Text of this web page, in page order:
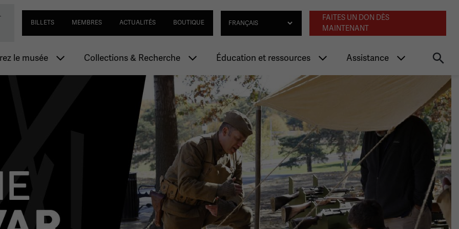
au
de la Première Guerre mondiale
Navigation utilitaire
BILLETS MEMBRES ACTUALITÉS BOUTIQUE Navigation
FAITES UN DON DÈS
MAINTENANT
principale
le musée Collections & Recherche Éducation et ressources Assistance